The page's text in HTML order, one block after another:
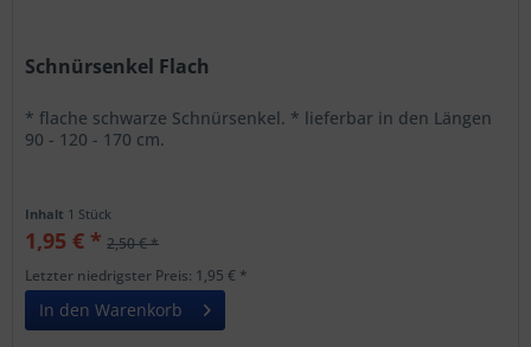
Schnürsenkel Flach
* flache schwarze Schnürsenkel. * lieferbar in den Längen
90 - 120 - 170 cm.
Inhalt 1 Stück
1,95 € * 2,50 € *
Letzter niedrigster Preis: 1,95 € *
In den Warenkorb